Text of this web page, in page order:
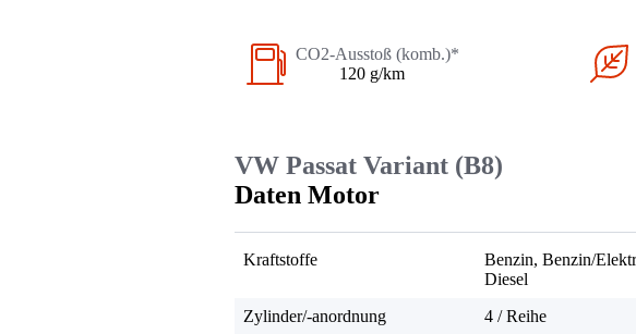
CO2-Ausstoß (komb.)*
120 g/km
VW Passat Variant (B8)
Daten Motor
Kraftstoffe
Benzin, Benzin/
Diesel
Zylinder/-anordnung
4 / Reihe